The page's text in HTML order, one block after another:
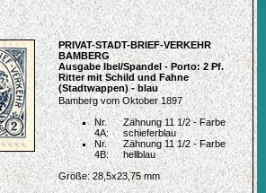
PRIVAT-STADT-BRIEF-VERKEHR
BAMBERG
Ausgabe Ibel/Spandel - Porto: 2 Pf.
Ritter mit Schild und Fahne
(Stadtwappen) - blau
Bamberg vom Oktober 1897
Nr.
4A:
Zähnung 11 1/2 - Farbe
schieferblau
Nr.
4B:
Zähnung 11 1/2 - Farbe
hellblau
Größe: 28,5x23,75 mm